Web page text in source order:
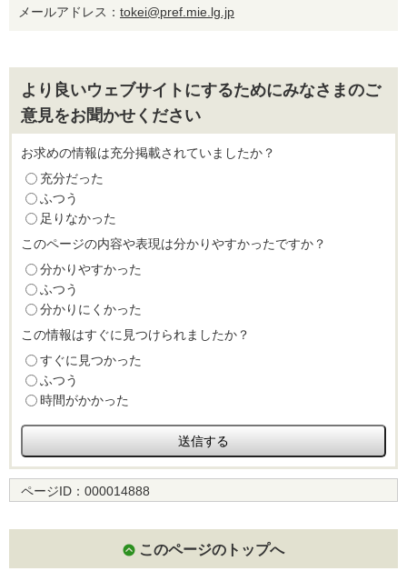
メールアドレス： tokei@pref.mie.lg.jp
より良いウェブサイトにするためにみなさまのご
意見をお聞かせください
お求めの情報は充分掲載されていましたか？
充分だった
ふつう
足りなかった
このページの内容や表現は分かりやすかったですか？
分かりやすかった
ふつう
分かりにくかった
この情報はすぐに見つけられましたか？
すぐに見つかった
ふつう
時間がかかった
ページID： 000014888
このページのトップへ